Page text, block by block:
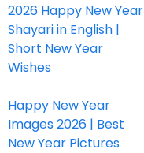
2026 Happy New Year
Shayari in English |
Short New Year
Wishes
Happy New Year
Images 2026 | Best
New Year Pictures